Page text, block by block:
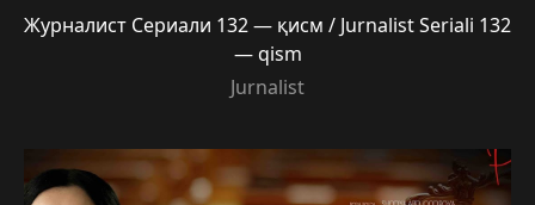
Журналист Сериали 132 — қисм / Jurnalist Seriali 132
— qism
Jurnalist